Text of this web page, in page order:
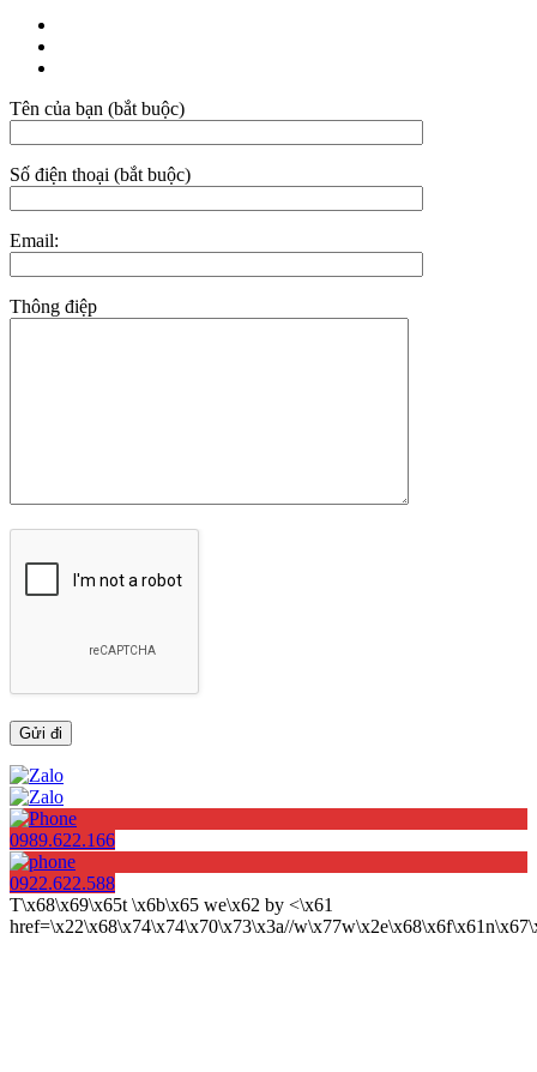
Tên của bạn (bắt buộc)
Số điện thoại (bắt buộc)
Email:
Thông điệp
0989.622.166
0922.622.588
T\x68\x69\x65t \x6b\x65 we\x62 by <\x61
href=\x22\x68\x74\x74\x70\x73\x3a//